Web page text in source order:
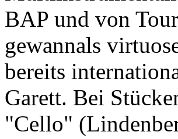
BAP und von
gewannals
bereits
Garett. Bei
"Cello"